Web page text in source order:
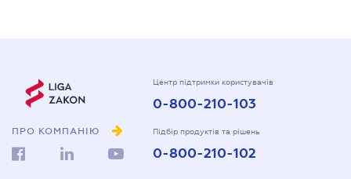
ПРО КОМПАНІЮ
Центр підтримки користувачів
0-800-210-103
Підбір продуктів та рішень
0-800-210-102